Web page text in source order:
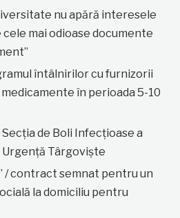
nu apără interesele
cele mai odioase documente
întâlnirilor cu furnizorii
în perioada 5-10
de Boli Infecțioase a
Urgență Târgoviște
/ contract semnat pentru un
la domiciliu pentru